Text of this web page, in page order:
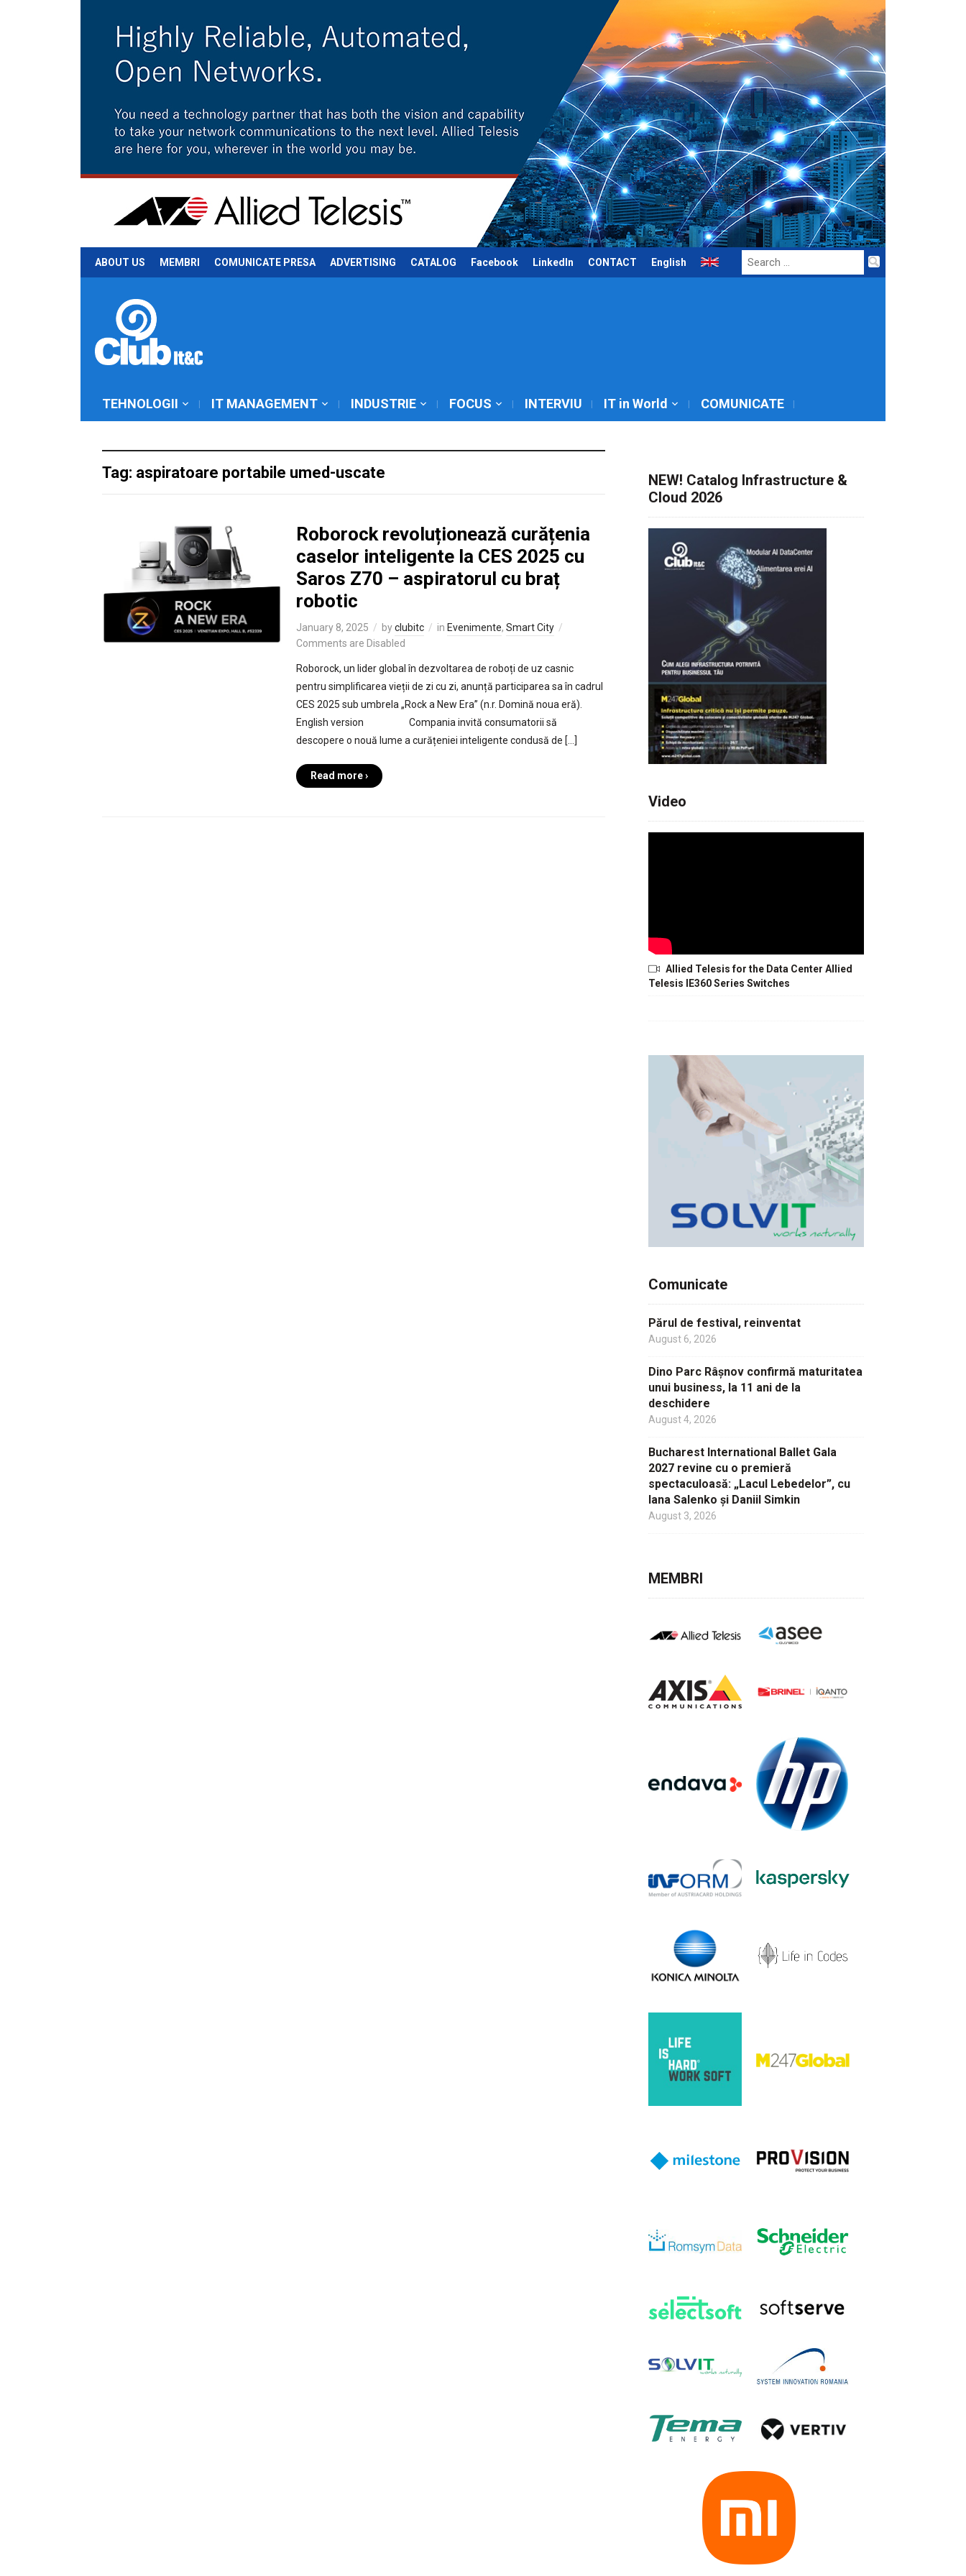
ABOUT US MEMBRI COMUNICATE PRESA ADVERTISING CATALOG Facebook LinkedIn CONTACT English
Search
for:
TEHNOLOGII IT MANAGEMENT INDUSTRIE FOCUS INTERVIU IT in World COMUNICATE
Tag: aspiratoare portabile umed-uscate
Roborock revoluționează curățenia
caselor inteligente la CES 2025 cu
Saros Z70 – aspiratorul cu braț
robotic
January 8, 2025 byclubitc in Evenimente, Smart City
Comments are Disabled
Roborock, un lider global în dezvoltarea de roboți de uz casnic
pentru simplificarea vieții de zi cu zi, anunță participarea sa în cadrul
CES 2025 sub umbrela „Rock a New Era” (n.r. Domină noua eră).
English version Compania invită consumatorii să
descopere o nouă lume a curățeniei inteligente condusă de […]
Read more ›
NEW! Catalog Infrastructure &
Cloud 2026
Video
Allied Telesis for the Data Center Allied
Telesis IE360 Series Switches
Comunicate
Părul de festival, reinventat
August 6, 2026
Dino Parc Râșnov confirmă maturitatea
unui business, la 11 ani de la
deschidere
August 4, 2026
Bucharest International Ballet Gala
2027 revine cu o premieră
spectaculoasă: „Lacul Lebedelor”, cu
Iana Salenko și Daniil Simkin
August 3, 2026
MEMBRI